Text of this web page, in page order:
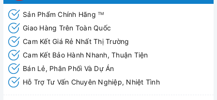
Hình ảnh Chậu rửa đặt bàn Royal Join RA-8103
Sản Phẩm Chính Hãng TM
Giao Hàng Trên Toàn Quốc
Cam Kết Giá Rẻ Nhất Thị Trường
Cam Kết Bảo Hành Nhanh, Thuận Tiện
Bán Lẻ, Phân Phối Và Dự Án
Hỗ Trợ Tư Vấn Chuyên Nghiệp, Nhiệt Tình